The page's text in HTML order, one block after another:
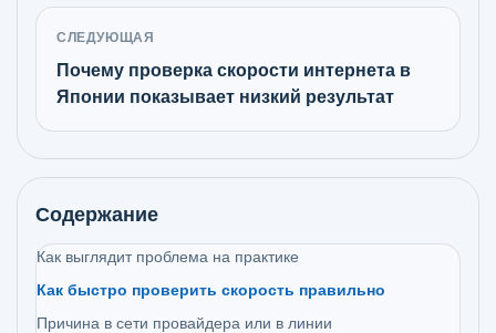
СЛЕДУЮЩАЯ
Почему проверка скорости интернета в
Японии показывает низкий результат
Содержание
Как выглядит проблема на практике
Как быстро проверить скорость правильно
Причина в сети провайдера или в линии